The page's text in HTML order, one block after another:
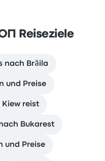
Reiseziele
nach Brăila
und Preise
reist
Bukarest
und Preise